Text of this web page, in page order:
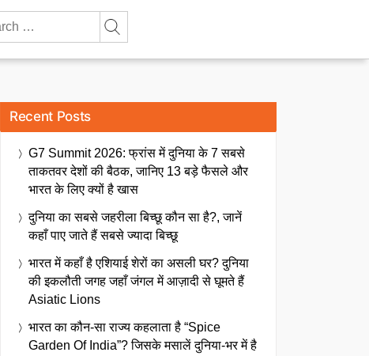
Recent Posts
G7 Summit 2026: फ्रांस में दुनिया के 7 सबसे
ताकतवर देशों की बैठक, जानिए 13 बड़े फैसले और
भारत के लिए क्यों है खास
दुनिया का सबसे जहरीला बिच्छू कौन सा है?, जानें
कहाँ पाए जाते हैं सबसे ज्यादा बिच्छू
भारत में कहाँ है एशियाई शेरों का असली घर? दुनिया
की इकलौती जगह जहाँ जंगल में आज़ादी से घूमते हैं
Asiatic Lions
भारत का कौन-सा राज्य कहलाता है “Spice
Garden Of India”? जिसके मसालें दुनिया-भर में है